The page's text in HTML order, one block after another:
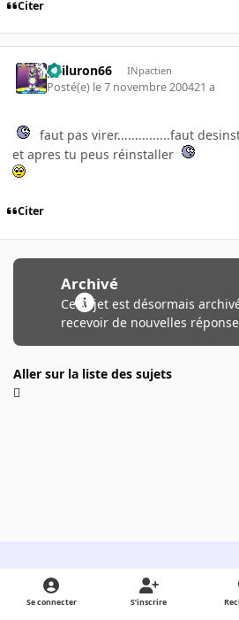
Citer
gailuron66 INpactien
Posté(e) le 7 novembre 200421 a
faut pas virer...............faut
et apres tu peus réinstaller
Citer
Archivé
Ce sujet est désormais
recevoir de nouvelles
Aller sur la liste des sujets
Light ModeDark ModeSystem Preference
Se connecter S’inscrire